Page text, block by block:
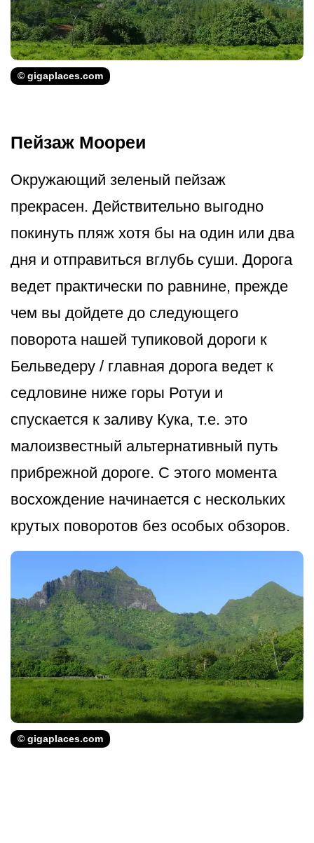
© gigaplaces.com
Пейзаж Моореи
Окружающий зеленый пейзаж
прекрасен. Действительно выгодно
покинуть пляж хотя бы на один или два
дня и отправиться вглубь суши. Дорога
ведет практически по равнине, прежде
чем вы дойдете до следующего
поворота нашей тупиковой дороги к
Бельведеру / главная дорога ведет к
седловине ниже горы Ротуи и
спускается к заливу Кука, т.е. это
малоизвестный альтернативный путь
прибрежной дороге. С этого момента
восхождение начинается с нескольких
крутых поворотов без особых обзоров.
© gigaplaces.com